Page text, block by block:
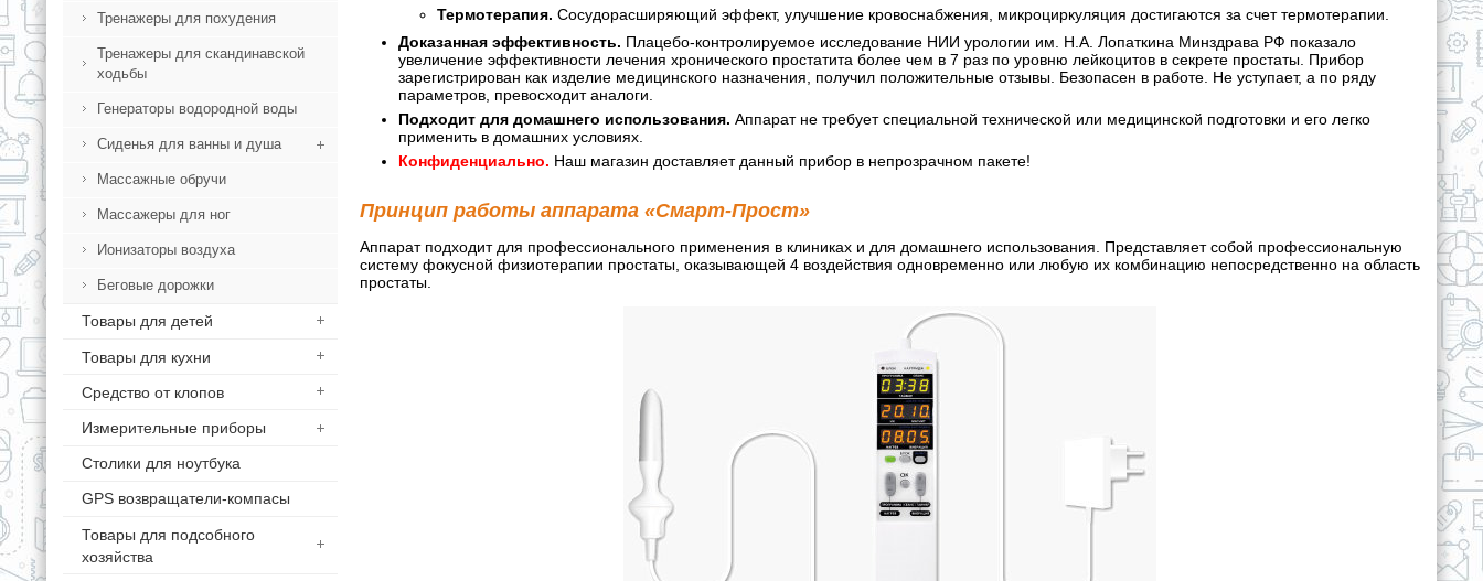
Тренажеры для похудения
Тренажеры для скандинавской
ходьбы
Генераторы водородной воды
Сиденья для ванны и душа
Массажные обручи
Массажеры для ног
Ионизаторы воздуха
Беговые дорожки
Товары для детей
Товары для кухни
Средство от клопов
Измерительные приборы
Столики для ноутбука
GPS возвращатели-компасы
Товары для подсобного
хозяйства
Термотерапия. Сосудорасширяющий эффект, улучшение кровоснабжения, микроциркуляция достигаются за счет термотерапии.
Доказанная эффективность. Плацебо-контролируемое исследование НИИ урологии им. Н.А. Лопаткина Минздрава РФ показало
увеличение эффективности лечения хронического простатита более чем в 7 раз по уровню лейкоцитов в секрете простаты. Прибор
зарегистрирован как изделие медицинского назначения, получил положительные отзывы. Безопасен в работе. Не уступает, а по ряду
параметров, превосходит аналоги.
Подходит для домашнего использования. Аппарат не требует специальной технической или медицинской подготовки и его легко
применить в домашних условиях.
Конфиденциально. Наш магазин доставляет данный прибор в непрозрачном пакете!
Принцип работы аппарата «Смарт-Прост»
Аппарат подходит для профессионального применения в клиниках и для домашнего использования. Представляет собой профессиональную
систему фокусной физиотерапии простаты, оказывающей 4 воздействия одновременно или любую их комбинацию непосредственно на область
простаты.